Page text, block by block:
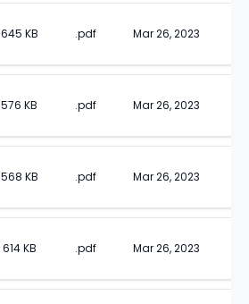
645 KB .pdf Mar 26, 2023
576 KB .pdf Mar 26, 2023
568 KB .pdf Mar 26, 2023
614 KB .pdf Mar 26, 2023